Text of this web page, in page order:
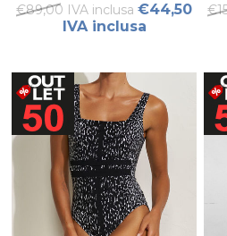
€89,00 IVA inclusa €44,50
IVA inclusa